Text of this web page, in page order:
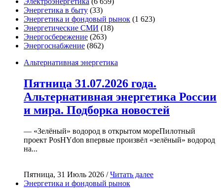
Энергетика в быту (33)
Энергетика и фондовый рынок (1 623)
Энергетические СМИ (18)
Энергосбережение (263)
Энергоснабжение (862)
Альтернативная энергетика
Пятница 31.07.2026 года.
Альтернативная энергетика России
и мира. Подборка новостей
— «Зелёный» водород в открытом мореПилотный
проект PosHYdon впервые произвёл «зелёный» водород
на...
Пятница, 31 Июль 2026 /Читать далее
Энергетика и фондовый рынок